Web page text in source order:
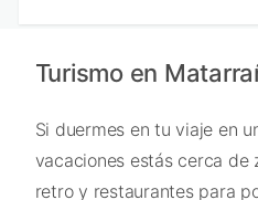
Turismo en
Si duermes en tu viaje en
vacaciones estás cerca de
retro y restaurantes para